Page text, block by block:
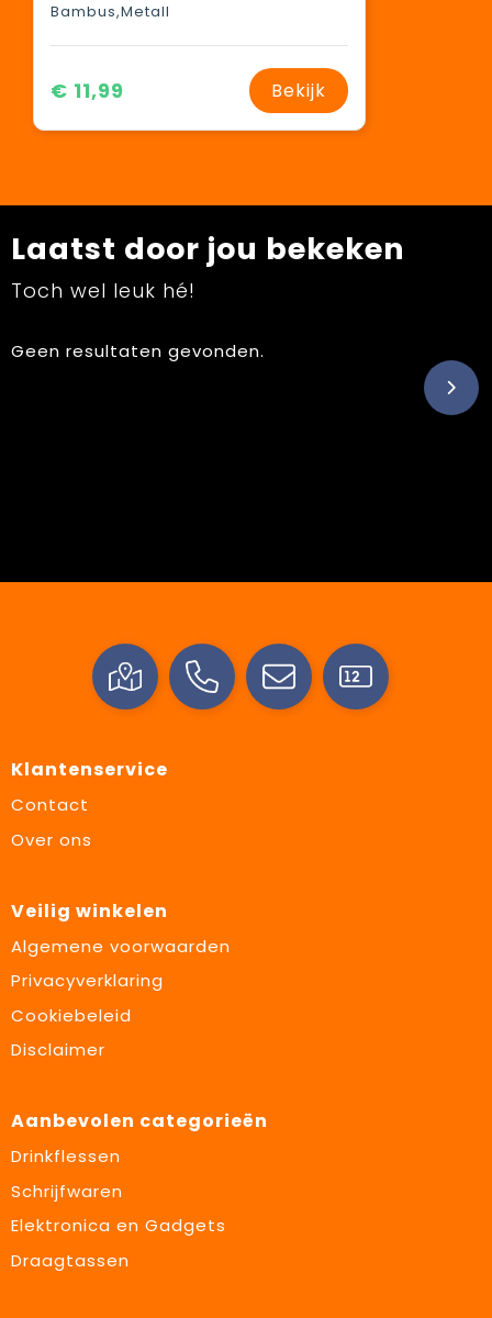
Bambus,Metall
€ 11,99 Bekijk
Laatst door jou bekeken
Toch wel leuk hé!
Geen resultaten gevonden.
Klantenservice
Contact
Over ons
Veilig winkelen
Algemene voorwaarden
Privacyverklaring
Cookiebeleid
Disclaimer
Aanbevolen categorieën
Drinkflessen
Schrijfwaren
Elektronica en Gadgets
Draagtassen